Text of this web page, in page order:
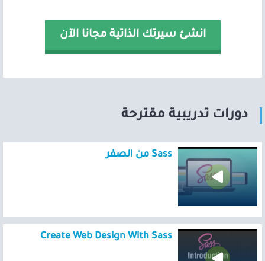
انشئ سيرتك الذاتية مجانا الآن
دورات تدريبية مقترحة
Sass من الصفر
Create Web Design With Sass